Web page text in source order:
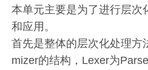
本单元主要是为了进行层次
和应用。
首先是整体的层次化处理方
mizer的结构，Lexer为